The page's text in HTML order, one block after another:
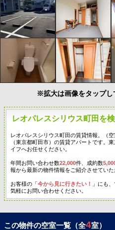
※拡大は画像をタップし
レオパレスシリウス町田を
レオパレスシリウス町田の賃貸情報。（
（東京都町田市）の賃貸アパートです。
イフへお任せください。
年間お問い合わせ数22,000件、成約数
報から最新の物件情報をご紹介させていた
お客様の「今から見に行きたい！
」にも
気軽にお問い合わせください。
この物件の空室一覧（全4室）